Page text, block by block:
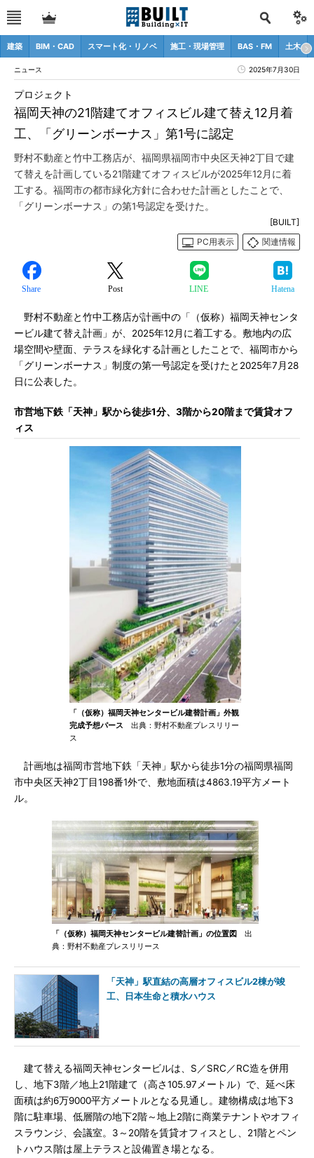
建築 BIM・CAD スマート化・リノベ 施工・現場管理 BAS・FM 土木
ニュース 2025年7月30日
福岡天神の21階建てオフィスビル建て替え12月着
工、「グリーンボーナス」第1号に認定
プロジェクト
野村不動産と竹中工務店が、福岡県福岡市中央区天神2丁目で建
て替えを計画している21階建てオフィスビルが2025年12月に着
工する。福岡市の都市緑化方針に合わせた計画としたことで、
「グリーンボーナス」の第1号認定を受けた。
[BUILT]
PC用表示
関連情報
Share Post LINE Hatena
野村不動産と竹中工務店が計画中の「（仮称）福岡天神センタ
ービル建て替え計画」が、2025年12月に着工する。敷地内の広
場空間や壁面、テラスを緑化する計画としたことで、福岡市から
「グリーンボーナス」制度の第一号認定を受けたと2025年7月28
日に公表した。
市営地下鉄「天神」駅から徒歩1分、3階から20階まで賃貸オフ
ィス
「（仮称）福岡天神センタービル建替計画」外観
完成予想パース 出典：野村不動産プレスリリー
ス
計画地は福岡市営地下鉄「天神」駅から徒歩1分の福岡県福岡
市中央区天神2丁目198番1外で、敷地面積は4863.19平方メート
ル。
「（仮称）福岡天神センタービル建替計画」の位置図
出
典：野村不動産プレスリリース
「天神」駅直結の高層オフィスビル2棟が竣
工、日本生命と積水ハウス
建て替える福岡天神センタービルは、S／SRC／RC造を併用
し、地下3階／地上21階建て（高さ105.97メートル）で、延べ床
面積は約6万9000平方メートルとなる見通し。建物構成は地下3
階に駐車場、低層階の地下2階～地上2階に商業テナントやオフィ
スラウンジ、会議室。3～20階を賃貸オフィスとし、21階とペン
トハウス階は屋上テラスと設備置き場となる。